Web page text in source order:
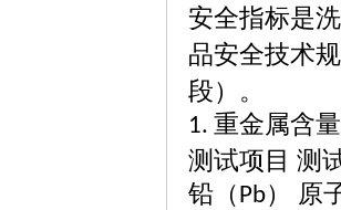
安全指标是
品安全技术
段）。
1. 重金属含
测试项目 测
铅（Pb） 原